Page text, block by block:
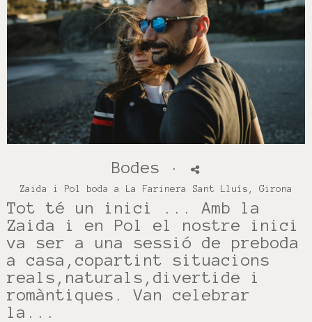
Bodes ·
Zaida i Pol boda a La Farinera Sant Lluís, Girona
Tot té un inici ... Amb la
Zaida i en Pol el nostre inici
va ser a una sessió de preboda
a casa,copartint situacions
reals,naturals,divertide i
romàntiques. Van celebrar
la...